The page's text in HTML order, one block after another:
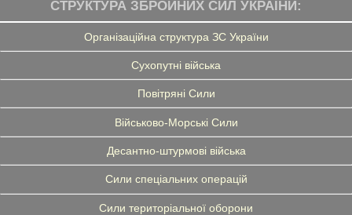
СТРУКТУРА ЗБРОЙНИХ СИЛ УКРАЇНИ:
Організаційна структура ЗС України
Сухопутні війська
Повітряні Сили
Військово-Морські Сили
Десантно-штурмові війська
Сили спеціальних операцій
Сили територіальної оборони